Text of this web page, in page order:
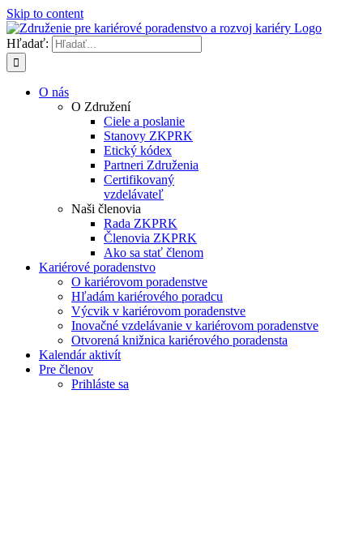
Skip to content
Hľadať:
O nás
O Združení
Ciele a poslanie
Stanovy ZKPRK
Etický kódex
Partneri Združenia
Certifikovaný
vzdelávateľ
Naši členovia
Rada ZKPRK
Členovia ZKPRK
Ako sa stať členom
Kariérové poradenstvo
O kariérovom poradenstve
Hľadám kariérového poradcu
Výcvik v kariérovom poradenstve
Inovačné vzdelávanie v kariérovom poradenstve
Otvorená knižnica kariérového poradensta
Kalendár aktivít
Pre členov
Prihláste sa